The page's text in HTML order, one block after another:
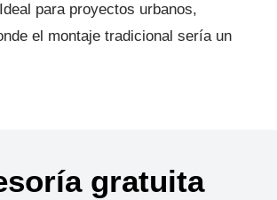
para proyectos urbanos,
el montaje tradicional sería un
gratuita